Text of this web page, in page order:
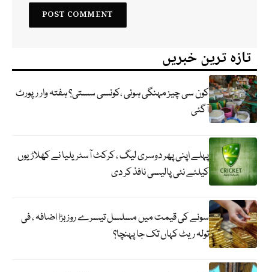
تازہ ترین خبریں
کون سی چیز مہنگی ہوئی ،کونسی سستی؟ ہفتہ وار رپورٹ
آگئی
پہلے اپنی پھر دوسری لیگ ، کرکٹ آسٹریلیا نے کھلاڑیوں
کیلئے نئی پالیسی نافذ کر دی
سونے کی قیمت میں مسلسل تیسرے روز بڑا اضافہ ، فی
تولہ ریٹ کہاں تک جا پہنچا؟